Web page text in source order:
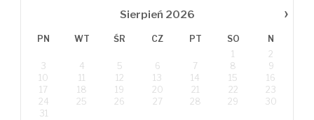
›
Sierpień 2026
PN WT ŚR CZ PT SO
N
1
2
3
4 5 6 7 8
9
10
11 12 13 14 15
16
17
18 19 20 21 22
23
24
25 26 27 28 29
30
31